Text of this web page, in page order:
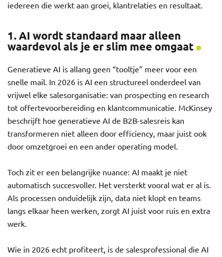
iedereen die werkt aan groei, klantrelaties en resultaat.
1. AI wordt standaard maar alleen
waardevol als je er slim mee omgaat
Generatieve AI is allang geen “tooltje” meer voor een
snelle mail. In 2026 is AI een structureel onderdeel van
vrijwel elke salesorganisatie: van prospecting en research
tot offertevoorbereiding en klantcommunicatie. McKinsey
beschrijft hoe generatieve AI de B2B-salesreis kan
transformeren niet alleen door efficiency, maar juist ook
door omzetgroei en een ander operating model.
Toch zit er een belangrijke nuance: AI maakt je niet
automatisch succesvoller. Het versterkt vooral wat er al is.
Als processen onduidelijk zijn, data niet klopt en teams
langs elkaar heen werken, zorgt AI juist voor ruis en extra
werk.
Wie in 2026 echt profiteert, is de salesprofessional die AI